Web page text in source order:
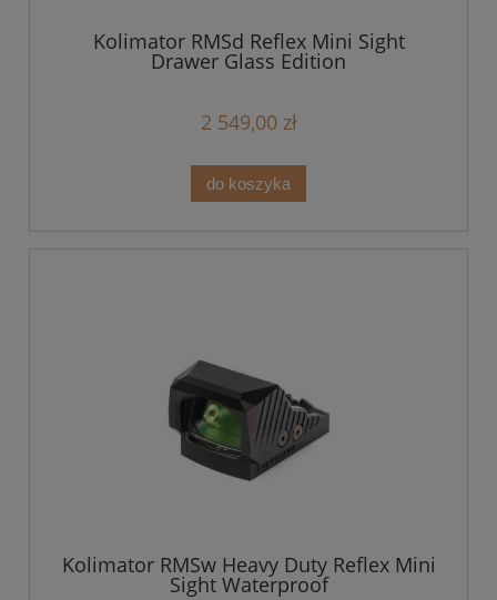
Kolimator RMSd Reflex Mini Sight
Drawer Glass Edition
2 549,00 zł
do koszyka
Kolimator RMSw Heavy Duty Reflex Mini
Sight Waterproof